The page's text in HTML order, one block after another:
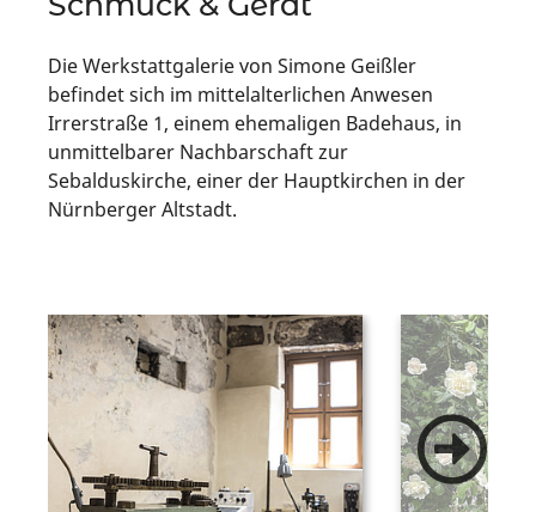
Die Werkstattgalerie von Simone Geißler
befindet sich im mittelalterlichen Anwesen
Irrerstraße 1, einem ehemaligen Badehaus, in
unmittelbarer Nachbarschaft zur
Sebalduskirche, einer der Hauptkirchen in der
Nürnberger Altstadt.